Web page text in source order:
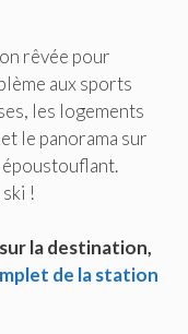
rêvée pour
aux sports
les logements
le panorama sur
!
la destination,
de la station